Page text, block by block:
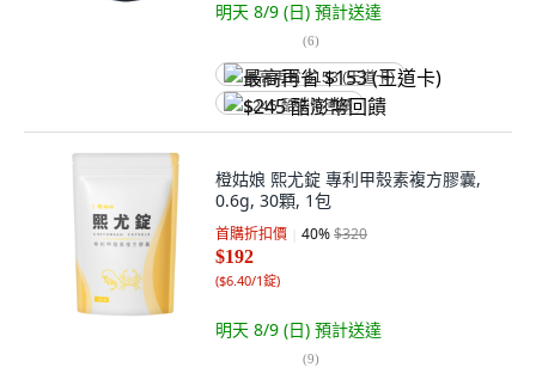
明天 8/9 (日) 預計送達
(6)
最高再省 $153 (王道卡)
$245 酷澎幣回饋
橙姑娘 熙尤錠 專利甲殼素複方膠囊,
0.6g, 30顆, 1包
首購折扣價 40%$320
$192
($6.40/1錠)
明天 8/9 (日) 預計送達
(9)